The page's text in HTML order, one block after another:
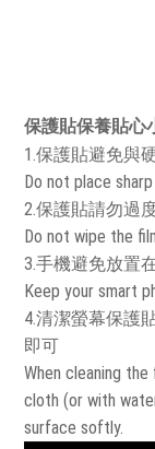
保護貼保養貼心
1.保護貼避免與
Do not place
2.保護貼請勿過
Do not wipe the
3.手機避免放置
Keep your smart
4.清潔螢幕保護
即可
When cleaning
cloth (or with
surface softly.